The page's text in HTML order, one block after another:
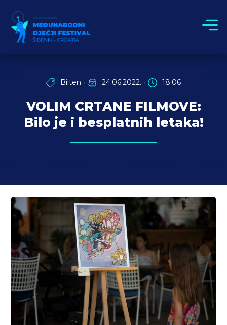
Bilten 24.06.2022. 18:06
VOLIM CRTANE FILMOVE:
Bilo je i besplatnih letaka!